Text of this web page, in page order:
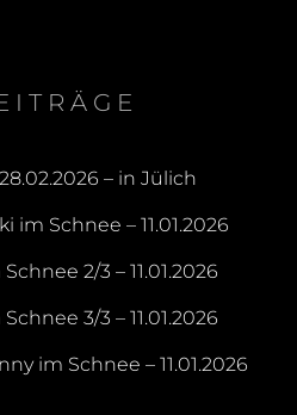
– in Jülich
im Schnee – 11.01.2026
2/3 – 11.01.2026
3/3 – 11.01.2026
im Schnee – 11.01.2026